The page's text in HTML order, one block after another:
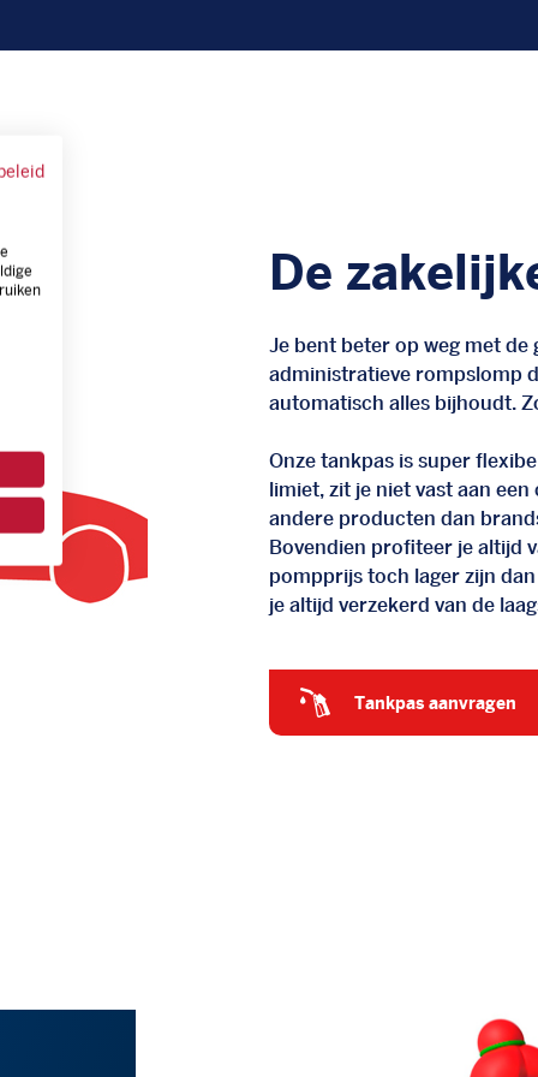
De
Je bent beter op weg met de
administratieve rompslomp
automatisch alles bijhoudt.
Onze tankpas is super
limiet, zit je niet vast aan
andere producten dan
Bovendien profiteer je altijd
pompprijs toch lager zijn
je altijd verzekerd van de
tankpas aanvragen